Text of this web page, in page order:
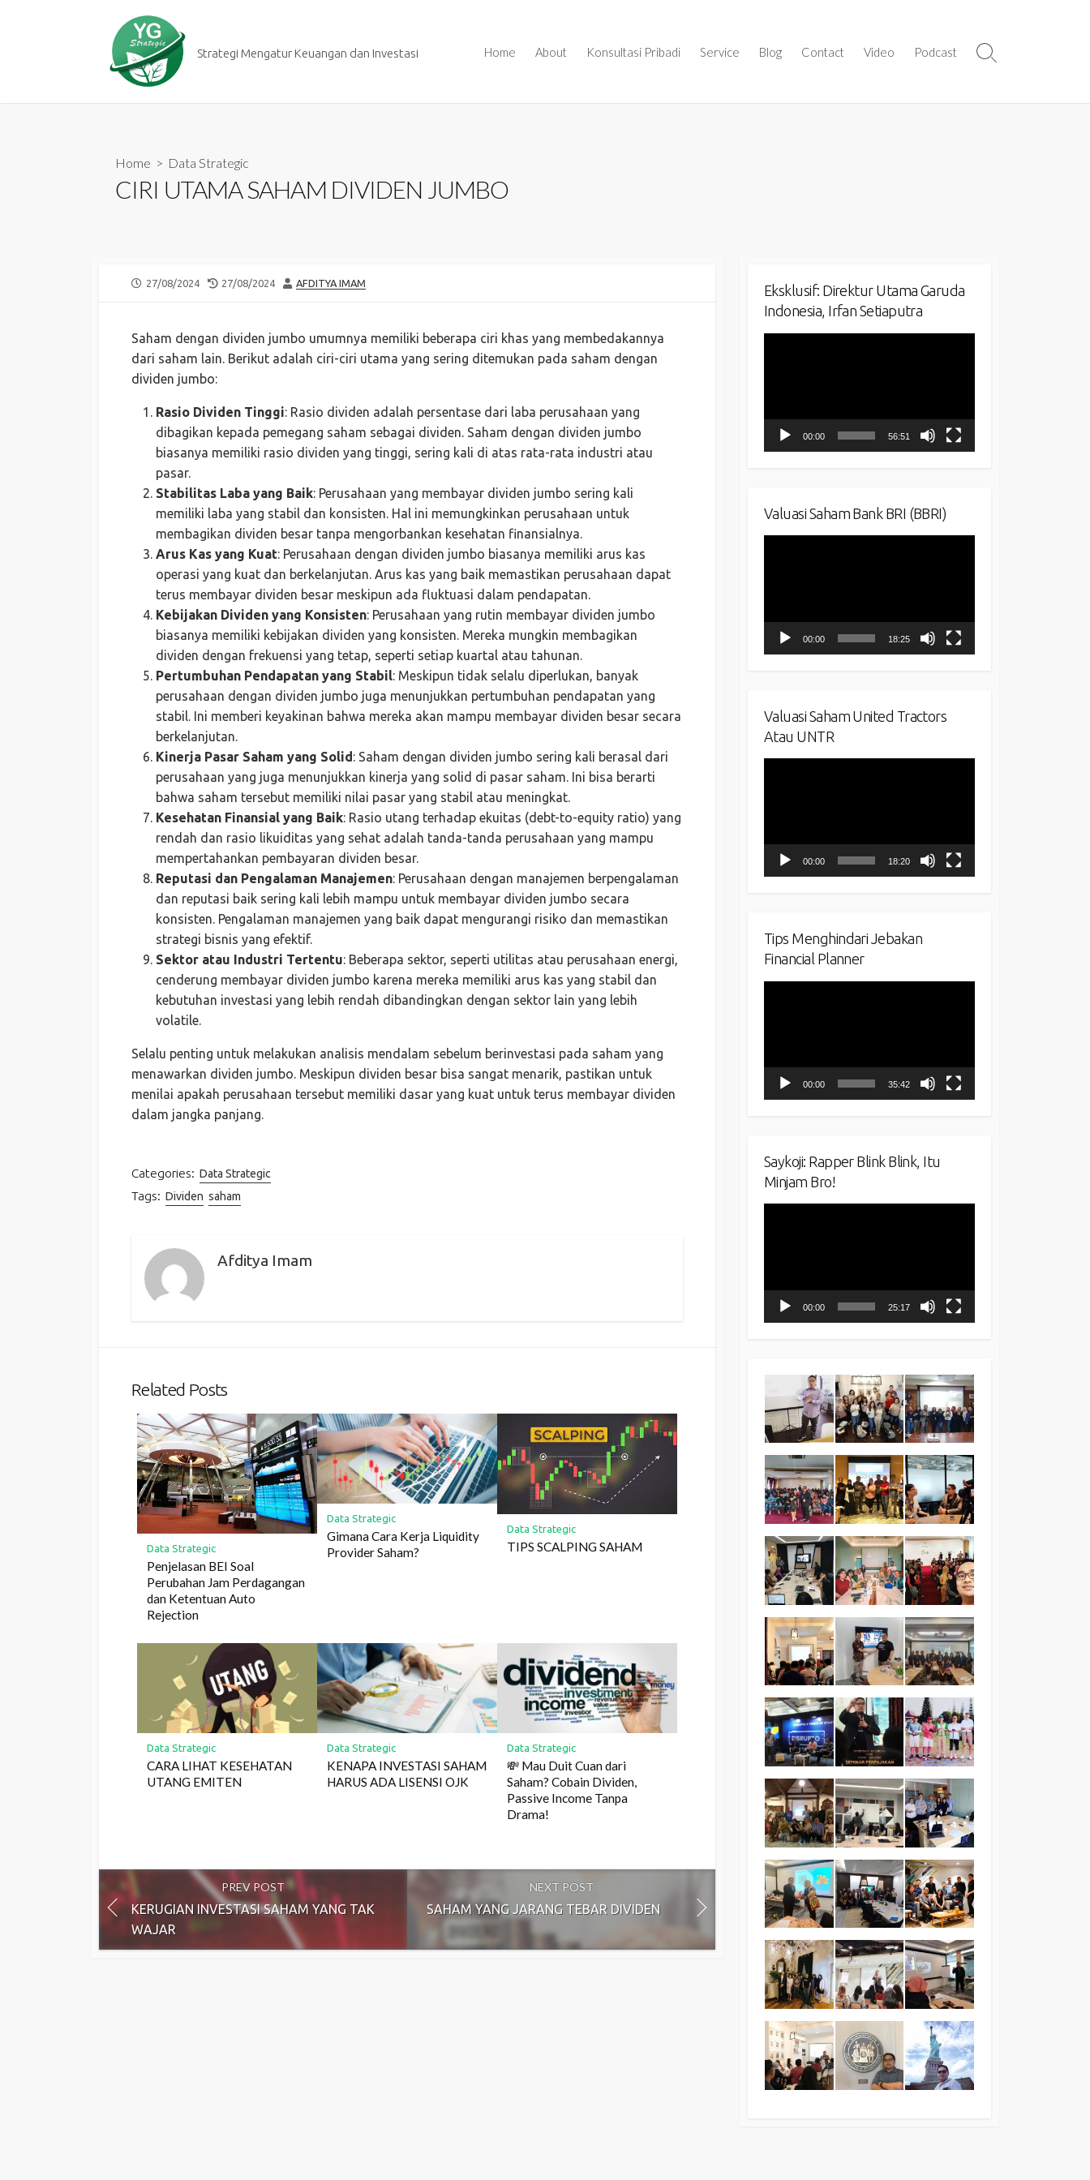
Strategi Mengatur Keuangan dan Investasi Home About Konsultasi Pribadi Service Blog Contact Video Podcast
Search
Home > Data Strategic
CIRI UTAMA SAHAM DIVIDEN JUMBO
PUBLISHED
27/08/2024
LAST
27/08/2024 AUTHOR
AFDITYA IMAM
Saham dengan dividen jumbo umumnya memiliki beberapa ciri khas yang membedakannya
dari saham lain. Berikut adalah ciri-ciri utama yang sering ditemukan pada saham dengan
dividen jumbo:
Rasio Dividen Tinggi: Rasio dividen adalah persentase dari laba perusahaan yang
dibagikan kepada pemegang saham sebagai dividen. Saham dengan dividen jumbo
biasanya memiliki rasio dividen yang tinggi, sering kali di atas rata-rata industri atau
pasar.
Stabilitas Laba yang Baik: Perusahaan yang membayar dividen jumbo sering kali
memiliki laba yang stabil dan konsisten. Hal ini memungkinkan perusahaan untuk
membagikan dividen besar tanpa mengorbankan kesehatan finansialnya.
Arus Kas yang Kuat: Perusahaan dengan dividen jumbo biasanya memiliki arus kas
operasi yang kuat dan berkelanjutan. Arus kas yang baik memastikan perusahaan dapat
terus membayar dividen besar meskipun ada fluktuasi dalam pendapatan.
Kebijakan Dividen yang Konsisten: Perusahaan yang rutin membayar dividen jumbo
biasanya memiliki kebijakan dividen yang konsisten. Mereka mungkin membagikan
dividen dengan frekuensi yang tetap, seperti setiap kuartal atau tahunan.
Pertumbuhan Pendapatan yang Stabil: Meskipun tidak selalu diperlukan, banyak
perusahaan dengan dividen jumbo juga menunjukkan pertumbuhan pendapatan yang
stabil. Ini memberi keyakinan bahwa mereka akan mampu membayar dividen besar secara
berkelanjutan.
Kinerja Pasar Saham yang Solid: Saham dengan dividen jumbo sering kali berasal dari
perusahaan yang juga menunjukkan kinerja yang solid di pasar saham. Ini bisa berarti
bahwa saham tersebut memiliki nilai pasar yang stabil atau meningkat.
Kesehatan Finansial yang Baik: Rasio utang terhadap ekuitas (debt-to-equity ratio) yang
rendah dan rasio likuiditas yang sehat adalah tanda-tanda perusahaan yang mampu
mempertahankan pembayaran dividen besar.
Reputasi dan Pengalaman Manajemen: Perusahaan dengan manajemen berpengalaman
dan reputasi baik sering kali lebih mampu untuk membayar dividen jumbo secara
konsisten. Pengalaman manajemen yang baik dapat mengurangi risiko dan memastikan
strategi bisnis yang efektif.
Sektor atau Industri Tertentu: Beberapa sektor, seperti utilitas atau perusahaan energi,
cenderung membayar dividen jumbo karena mereka memiliki arus kas yang stabil dan
kebutuhan investasi yang lebih rendah dibandingkan dengan sektor lain yang lebih
volatile.
Selalu penting untuk melakukan analisis mendalam sebelum berinvestasi pada saham yang
menawarkan dividen jumbo. Meskipun dividen besar bisa sangat menarik, pastikan untuk
menilai apakah perusahaan tersebut memiliki dasar yang kuat untuk terus membayar dividen
dalam jangka panjang.
Categories: Data Strategic
Tags: Dividen saham
Afditya Imam
Related Posts
Data Strategic
Penjelasan BEI Soal
Perubahan Jam Perdagangan
dan Ketentuan Auto
Rejection
Data Strategic
Gimana Cara Kerja Liquidity
Provider Saham?
Data Strategic
TIPS SCALPING SAHAM
Data Strategic
CARA LIHAT KESEHATAN
UTANG EMITEN
Data Strategic
KENAPA INVESTASI SAHAM
HARUS ADA LISENSI OJK
Data Strategic
💸 Mau Duit Cuan dari
Saham? Cobain Dividen,
Passive Income Tanpa
Drama!
PREV POST
KERUGIAN INVESTASI SAHAM YANG TAK
WAJAR
NEXT POST
SAHAM YANG JARANG TEBAR DIVIDEN
Eksklusif: Direktur Utama Garuda
Indonesia, Irfan Setiaputra
00:00 56:51
Valuasi Saham Bank BRI (BBRI)
00:00 18:25
Valuasi Saham United Tractors
Atau UNTR
00:00 18:20
Tips Menghindari Jebakan
Financial Planner
00:00 35:42
Saykoji: Rapper Blink Blink, Itu
Minjam Bro!
00:00 25:17